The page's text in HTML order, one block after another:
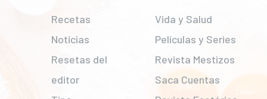
Recetas
Noticias
Resetas del
editor
Vida y Salud
Películas y Series
Revista Mestizos
Saca Cuentas